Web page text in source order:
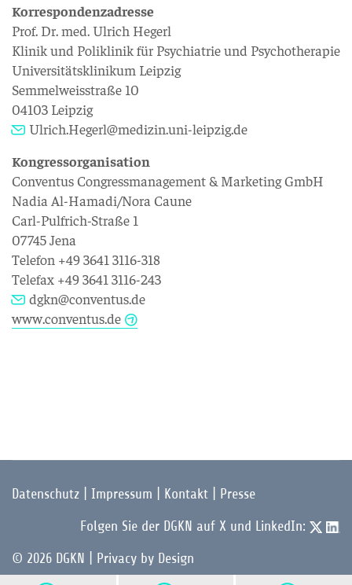
Korrespondenzadresse
Prof. Dr. med. Ulrich Hegerl
Klinik und Poliklinik für Psychiatrie und Psychotherapie
Universitätsklinikum Leipzig
Semmelweisstraße 10
04103 Leipzig
Ulrich.Hegerl@medizin.uni-leipzig.de
Kongressorganisation
Conventus Congressmanagement & Marketing GmbH
Nadia Al-Hamadi/Nora Caune
Carl-Pulfrich-Straße 1
07745 Jena
Telefon +49 3641 3116-318
Telefax +49 3641 3116-243
dgkn@conventus.de
www.conventus.de
Datenschutz Impressum Kontakt Presse
Folgen Sie der DGKN auf X und LinkedIn:
© 2026 DGKN | Privacy by Design